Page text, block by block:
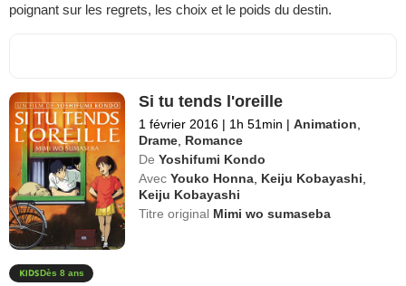
poignant sur les regrets, les choix et le poids du destin.
Si tu tends l'oreille
1 février 2016 | 1h 51min | Animation,
Drame, Romance
De Yoshifumi Kondo
Avec Youko Honna, Keiju Kobayashi,
Keiju Kobayashi
Titre original Mimi wo sumaseba
Dès 8 ans